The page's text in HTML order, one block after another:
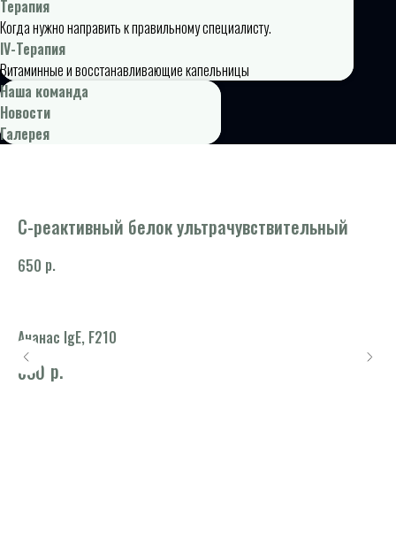
Терапия
Когда нужно направить к правильному специалисту.
IV-Терапия
Витаминные и восстанавливающие капельницы
Наша команда
Новости
Галерея
С-реактивный белок ультрачувствительный
650 р.
Ананас IgE, F210
830 р.